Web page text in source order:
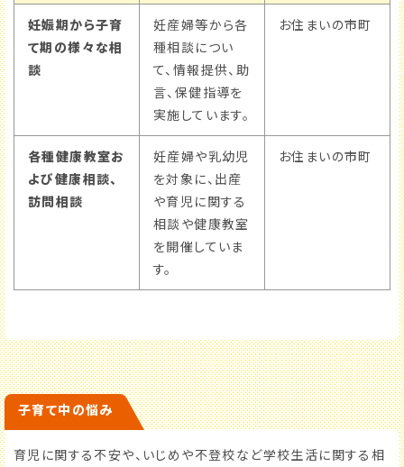
妊娠期から子育
て期の様々な相
談
妊産婦等から各
種相談につい
て、情報提供、助
言、保健指導を
実施しています。
お住まいの市町
各種健康教室お
よび健康相談、
訪問相談
妊産婦や乳幼児
を対象に、出産
や育児に関する
相談や健康教室
を開催していま
す。
お住まいの市町
子育て中の悩み
育児に関する不安や、いじめや不登校など学校生活に関する相